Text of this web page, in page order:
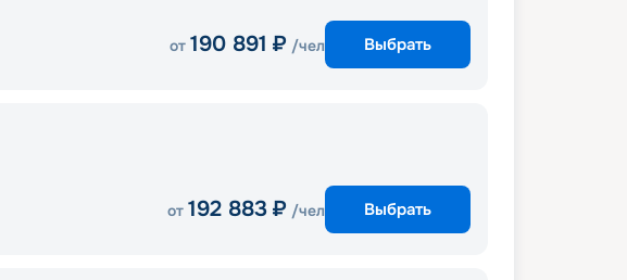
от 190 891 ₽ /чел Выбрать
от 192 883 ₽ /чел Выбрать